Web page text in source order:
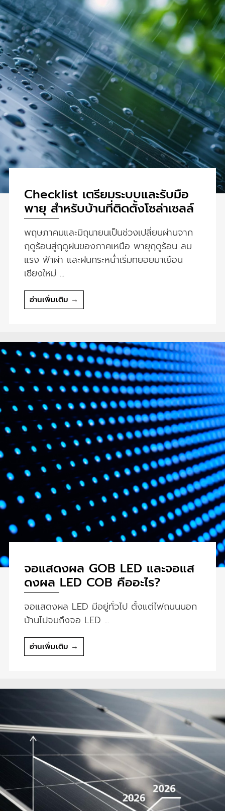
Checklist เตรียมระบบและรับมือ
พายุ สำหรับบ้านที่ติดตั้งโซล่าเซลล์
พฤษภาคมและมิถุนายนเป็นช่วงเปลี่ยนผ่านจาก
ฤดูร้อนสู่ฤดูฝนของภาคเหนือ พายุฤดูร้อน ลม
แรง ฟ้าผ่า และฝนกระหน่ำเริ่มทยอยมาเยือน
เชียงใหม่ ...
อ่านเพิ่มเติม →
จอแสดงผล GOB LED และจอแส
ดงผล LED COB คืออะไร?
จอแสดงผล LED มีอยู่ทั่วไป ตั้งแต่ไฟถนนนอก
บ้านไปจนถึงจอ LED ...
อ่านเพิ่มเติม →